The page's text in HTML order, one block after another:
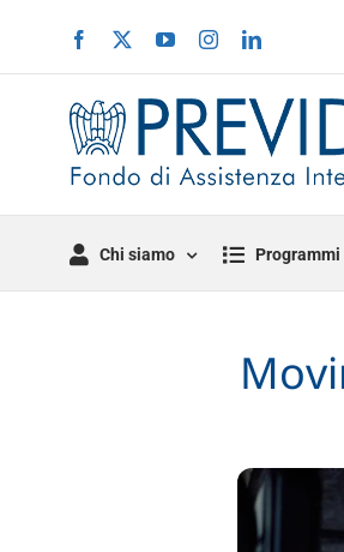
contenuto
Facebook
X YouTubeInstagramLinkedIn
Chi siamo Programmi